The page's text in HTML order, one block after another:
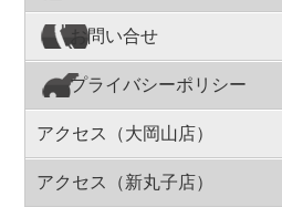
お問い合せ
プライバシーポリシー
アクセス（大岡山店）
アクセス（新丸子店）